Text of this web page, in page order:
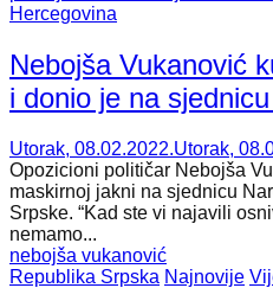
Hercegovina
Nebojša Vukanović
i donio je na
Utorak, 08.02.2022.Utorak,
Opozicioni političar Nebojša
maskirnoj jakni na sjednicu
Srpske. “Kad ste vi najavili
nemamo...
nebojša vukanović
Republika Srpska Najnovije